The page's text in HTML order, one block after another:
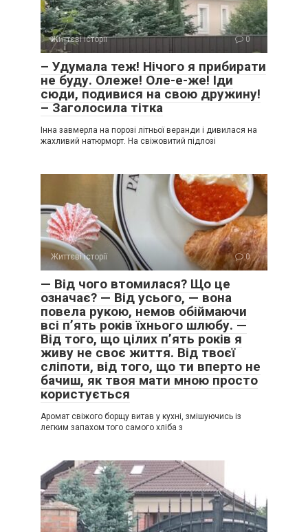
Життєві історії 0
– Удумала теж! Нічого я прибирати
не буду. Олеже! Оле-е-же! Іди
сюди, подивися на свою дружину!
– Заголосила тітка
Інна завмерла на порозі літньої веранди і дивилася на
жахливий натюрморт. На свіжовитий підлозі
Життєві історії 0
— Від чого втомилася? Що це
означає? — Від усього, — вона
повела рукою, немов обіймаючи
всі п’ять років їхнього шлюбу. —
Від того, що цілих п’ять років я
живу не своє життя. Від твоєї
сліпоти, від того, що ти вперто не
бачиш, як твоя мати мною просто
користується
Аромат свіжого борщу витав у кухні, змішуючись із
легким запахом того самого хліба з